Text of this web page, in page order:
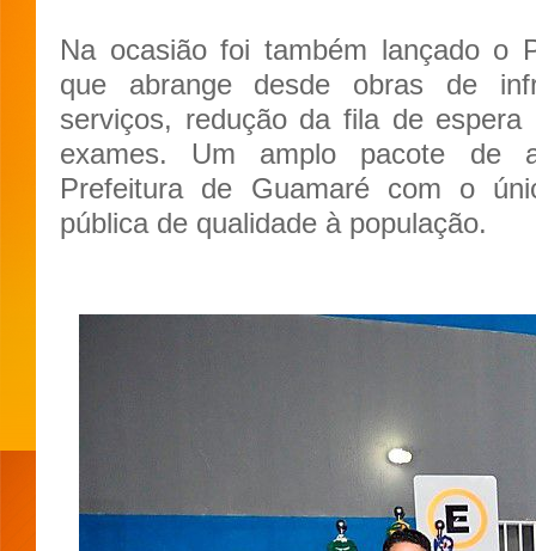
Na ocasião foi também lançado o
que abrange desde obras de
serviços, redução da fila de
exames. Um amplo pacote de
Prefeitura de Guamaré com o
pública de qualidade à população.